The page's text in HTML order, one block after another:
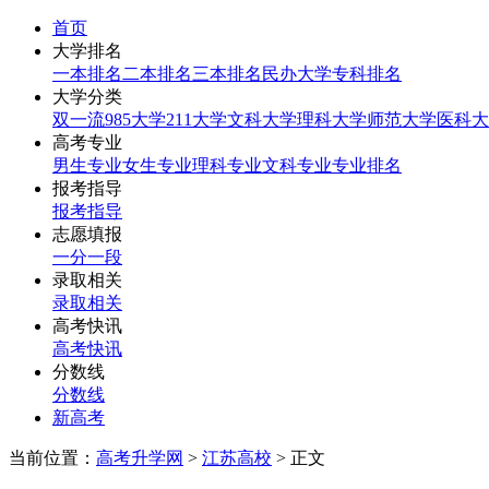
首页
大学排名
一本排名 二本排名三本排名 民办大学专科排名
大学分类
双一流985大学211大学文科大学理科大学师范大学医科
高考专业
男生专业女生专业理科专业文科专业专业排名
报考指导
报考指导
志愿填报
一分一段
录取相关
录取相关
高考快讯
高考快讯
分数线
分数线
新高考
当前位置： 高考升学网 > 江苏高校 > 正文